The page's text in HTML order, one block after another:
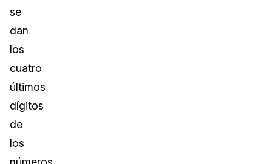
se
dan
los
cuatro
últimos
dígitos
de
los